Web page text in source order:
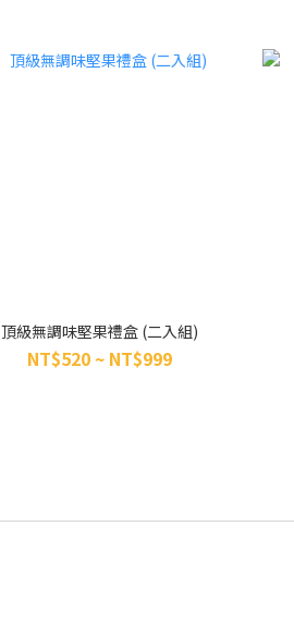
頂級無調味堅果禮盒 (二入組)
NT$520 ~ NT$999